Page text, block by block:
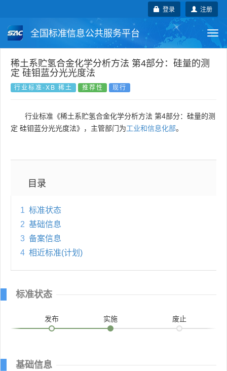
注册
登录
全国标准信息公共服务平台
国家标准 行业标准 地方标准
团体标准 企业标准
国外标准 技术委员会
稀土系贮氢合金化学分析方法 第4部分：硅量的测
定 硅钼蓝分光光度法
行业标准-XB 稀土 推荐性 现行
行业标准《稀土系贮氢合金化学分析方法 第4部分：硅量的测
定 硅钼蓝分光光度法》，主管部门为工业和信息化部。
目录
1 标准状态
2 基础信息
3 备案信息
4 相近标准(计划)
标准状态
发布 实施 废止
基础信息